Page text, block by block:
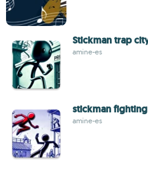
Stickman trap
amine-es
stickman
amine-es